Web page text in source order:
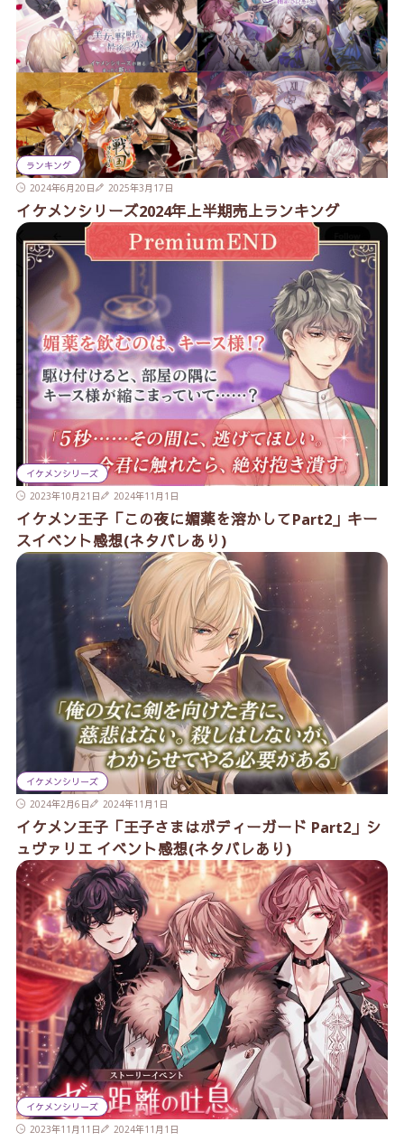
ランキング
2024年6月20日
2025年3月17日
イケメンシリーズ2024年上半期売上ランキング
イケメンシリーズ
2023年10月21日
2024年11月1日
イケメン王子「この夜に媚薬を溶かしてPart2」キー
スイベント感想(ネタバレあり)
イケメンシリーズ
2024年2月6日
2024年11月1日
イケメン王子「王子さまはボディーガード Part2」シ
ュヴァリエ イベント感想(ネタバレあり)
イケメンシリーズ
2023年11月11日
2024年11月1日